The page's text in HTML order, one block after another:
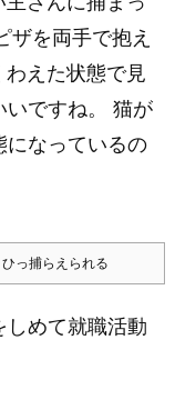
ザを両手で抱え
えた状態で見
いですね。 猫が
になっているの
っ捕らえられる
しめて就職活動